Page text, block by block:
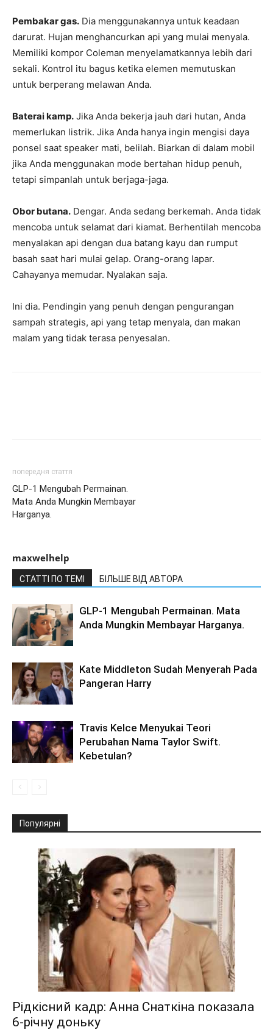
Pembakar gas. Dia menggunakannya untuk keadaan
darurat. Hujan menghancurkan api yang mulai menyala.
Memiliki kompor Coleman menyelamatkannya lebih dari
sekali. Kontrol itu bagus ketika elemen memutuskan
untuk berperang melawan Anda.
Baterai kamp. Jika Anda bekerja jauh dari hutan, Anda
memerlukan listrik. Jika Anda hanya ingin mengisi daya
ponsel saat speaker mati, belilah. Biarkan di dalam mobil
jika Anda menggunakan mode bertahan hidup penuh,
tetapi simpanlah untuk berjaga-jaga.
Obor butana. Dengar. Anda sedang berkemah. Anda tidak
mencoba untuk selamat dari kiamat. Berhentilah mencoba
menyalakan api dengan dua batang kayu dan rumput
basah saat hari mulai gelap. Orang-orang lapar.
Cahayanya memudar. Nyalakan saja.
Ini dia. Pendingin yang penuh dengan pengurangan
sampah strategis, api yang tetap menyala, dan makan
malam yang tidak terasa penyesalan.
попередня стаття
GLP-1 Mengubah Permainan.
Mata Anda Mungkin Membayar
Harganya.
maxwelhelp
СТАТТІ ПО ТЕМІ БІЛЬШЕ ВІД АВТОРА
GLP-1 Mengubah Permainan. Mata
Anda Mungkin Membayar Harganya.
Kate Middleton Sudah Menyerah Pada
Pangeran Harry
Travis Kelce Menyukai Teori
Perubahan Nama Taylor Swift.
Kebetulan?
Популярні
Рідкісний кадр: Анна Снаткіна показала
6-річну доньку